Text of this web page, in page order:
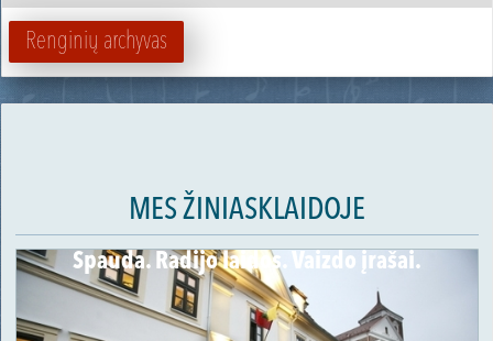
Renginių archyvas
MES ŽINIASKLAIDOJE
Spauda. Radijo laidos. Vaizdo įrašai.